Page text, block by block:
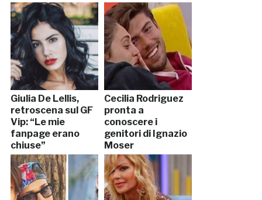
Giulia De Lellis,
retroscena sul GF
Vip: “Le mie
fanpage erano
chiuse”
Cecilia Rodriguez
pronta a
conoscere i
genitori di Ignazio
Moser